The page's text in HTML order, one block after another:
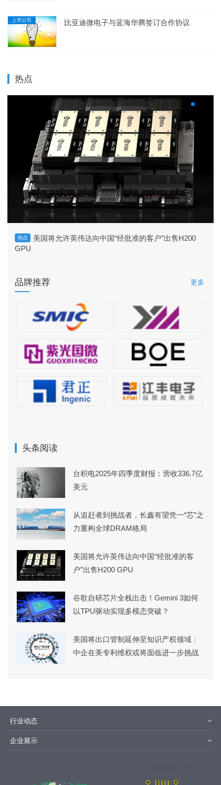
上市公司 比亚迪微电子与蓝海华腾签订合作协议
热点
热点
美国将允许英伟达向中国“经批准的客户”出售H200
GPU
品牌推荐 更多
头条阅读
台积电2025年四季度财报：营收336.7亿
美元
从追赶者到挑战者，长鑫有望凭一“芯”之
力重构全球DRAM格局
美国将允许英伟达向中国“经批准的客
户”出售H200 GPU
谷歌自研芯片全栈出击！Gemini 3如何
以TPU驱动实现多模态突破？
美国将出口管制延伸至知识产权领域：
中企在美专利维权或将面临进一步挑战
行业动态
企业展示